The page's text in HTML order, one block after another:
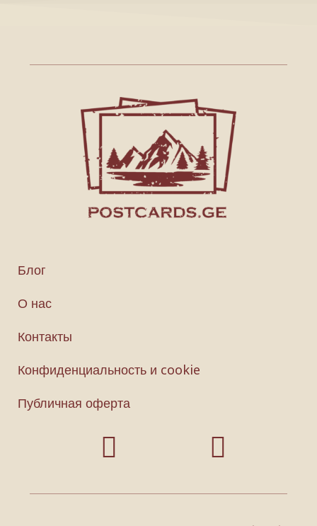
Блог
О нас
Контакты
Конфиденциальность и cookie
Публичная оферта